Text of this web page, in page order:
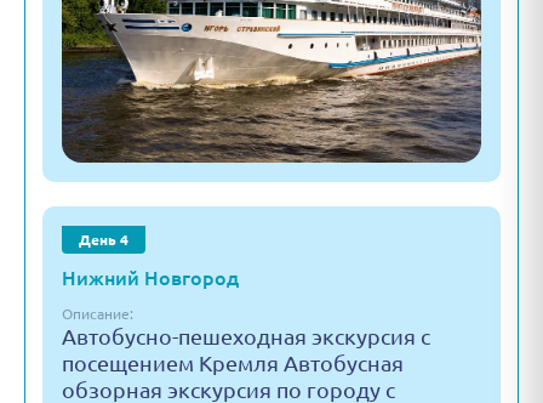
День 4
Нижний Новгород
Описание:
Автобусно-пешеходная экскурсия с
посещением Кремля Автобусная
обзорная экскурсия по городу с